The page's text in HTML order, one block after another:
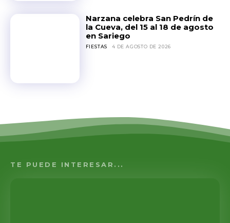
Narzana celebra San Pedrín de
la Cueva, del 15 al 18 de agosto
en Sariego
FIESTAS 4 DE AGOSTO DE 2026
TE PUEDE INTERESAR...